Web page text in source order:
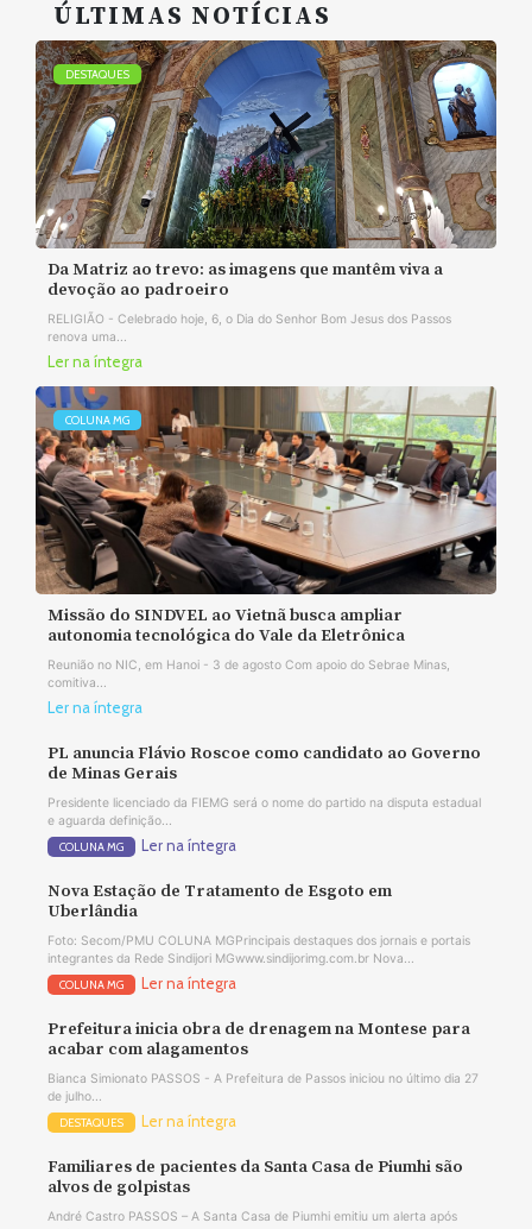
ÚLTIMAS NOTÍCIAS
DESTAQUES
Da Matriz ao trevo: as imagens que mantêm viva a
devoção ao padroeiro
RELIGIÃO - Celebrado hoje, 6, o Dia do Senhor Bom Jesus dos Passos
renova uma...
Ler na íntegra
COLUNA MG
Missão do SINDVEL ao Vietnã busca ampliar
autonomia tecnológica do Vale da Eletrônica
Reunião no NIC, em Hanoi - 3 de agosto Com apoio do Sebrae Minas,
comitiva...
Ler na íntegra
PL anuncia Flávio Roscoe como candidato ao Governo
de Minas Gerais
Presidente licenciado da FIEMG será o nome do partido na disputa estadual
e aguarda definição...
COLUNA MG Ler na íntegra
Nova Estação de Tratamento de Esgoto em
Uberlândia
Foto: Secom/PMU COLUNA MGPrincipais destaques dos jornais e portais
integrantes da Rede Sindijori MGwww.sindijorimg.com.br Nova...
COLUNA MG Ler na íntegra
Prefeitura inicia obra de drenagem na Montese para
acabar com alagamentos
Bianca Simionato PASSOS - A Prefeitura de Passos iniciou no último dia 27
de julho...
DESTAQUES Ler na íntegra
Familiares de pacientes da Santa Casa de Piumhi são
alvos de golpistas
André Castro PASSOS – A Santa Casa de Piumhi emitiu um alerta após